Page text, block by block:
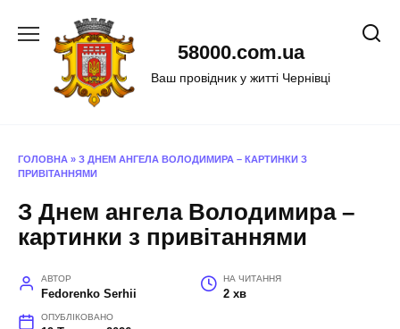
58000.com.ua
Ваш провідник у житті Чернівці
ГОЛОВНА » З ДНЕМ АНГЕЛА ВОЛОДИМИРА – КАРТИНКИ З
ПРИВІТАННЯМИ
З Днем ангела Володимира –
картинки з привітаннями
АВТОР
Fedorenko Serhii
НА ЧИТАННЯ
2 хв
ОПУБЛІКОВАНО